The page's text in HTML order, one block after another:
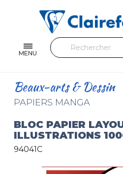
MENU
Feuilles & Copies
Beaux-arts & Dessin
Loisirs créatifs
Cuir & trousses
RETROUVEZ NOS
Beaux-arts & Dessin
PAPIERS MANGA
BLOC PAPIER
ILLUSTRATIONS
94041C